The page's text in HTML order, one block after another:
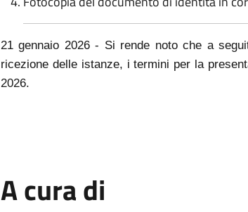
21 gennaio 2026 - Si rende noto che a
ricezione delle istanze, i termini per la
2026.
A cura di